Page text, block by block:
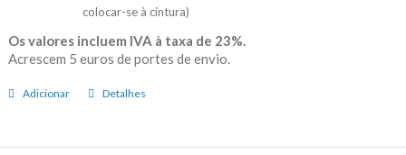
colocar-se à cintura)
Os valores incluem IVA à taxa de 23%.
Acrescem 5 euros de portes de envio.
Adicionar Detalhes